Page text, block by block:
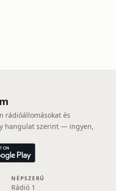
rádióállomásokat és
hangulat szerint — ingyen,
NÉPSZERŰ
Rádió 1